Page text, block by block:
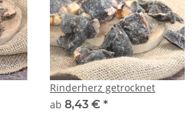
Rinderherz getrocknet
ab 8,43 € *